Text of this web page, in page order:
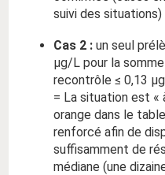
suivi des situations)
Cas 2 : un seul
µg/L pour la
recontrôle ≤ 0,13
= La situation est «
orange dans le
renforcé afin de
suffisamment de
médiane (une